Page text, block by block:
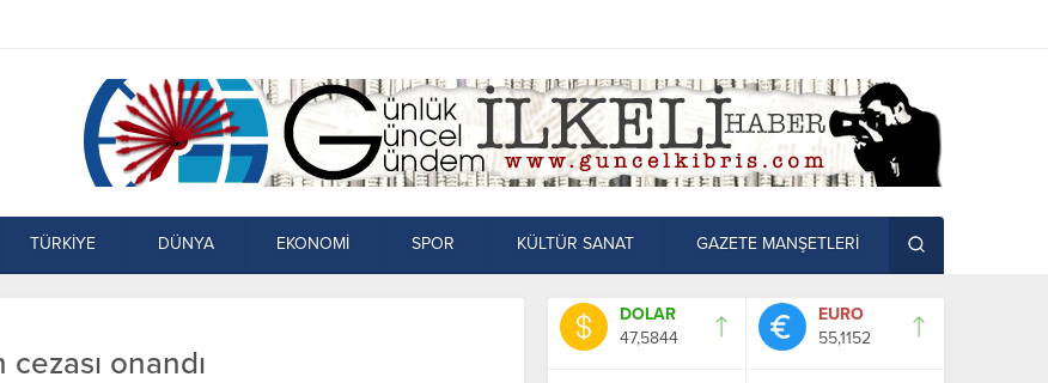
TÜRKİYE DÜNYA EKONOMİ SPOR KÜLTÜR SANAT GAZETE MANŞETLERİ
DOLAR
47,5844
EURO
55,1152
onandı